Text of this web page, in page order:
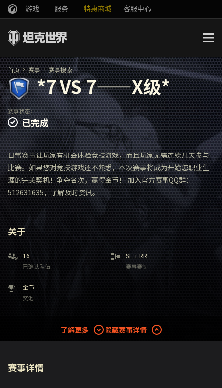
游戏 服务 特惠商城 客服中心
你好，吾久
万圣节
《以战止战》
官方自媒体
首页 赛事 赛事搜索
*7 VS 7——X级*
赛事状态：
已完成
日常赛事让玩家有机会体验竞技游戏，而且玩家无需连续几天参与
比赛。如果您对竞技游戏还不熟悉，本次赛事将成为开始您职业生
涯的完美契机！争夺名次，赢得金币！ 加入官方赛事QQ群：
512631635，了解及时资讯。
关于
16
已确认队伍
SE +RR
赛事赛制
金币
奖池
了解更多 隐藏赛事详情
赛事详情